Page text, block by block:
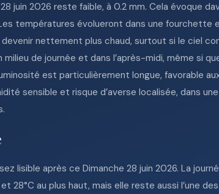
juin 2026 reste faible, à 0.2 mm. Cela évoque
températures évolueront dans une fourchette
nettement plus chaud, surtout si le ciel
milieu de journée et dans l’après-midi, même si
est particulièrement longue, favorable
sensible et risque d’averse localisée, dans
lisible après ce Dimanche 28 juin 2026. La
28°C au plus haut, mais elle reste aussi l’une